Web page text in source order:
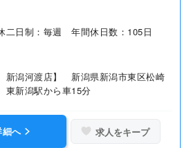
日制：毎週 年間休日数：105日
新潟河渡店】 新潟県新潟市東区松崎
新潟駅から車15分
細へ 求人をキープ